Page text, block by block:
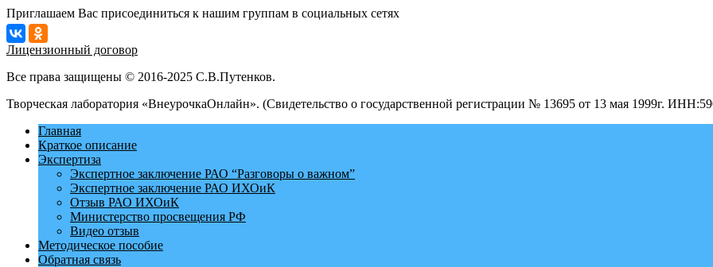
Приглашаем Вас присоединиться к нашим группам в социальных сетях
Лицензионный договор
Все права защищены © 2016-2025 С.В.Путенков.
Творческая лаборатория «ВнеурочкаОнлайн». (Свидетельство о государственной регистрации № 13695 от 13 мая 1999г.
Главная
Краткое описание
Экспертиза
Экспертное заключение РАО “Разговоры о важном”
Экспертное заключение РАО ИХОиК
Отзыв РАО ИХОиК
Министерство просвещения РФ
Видео отзыв
Методическое пособие
Обратная связь